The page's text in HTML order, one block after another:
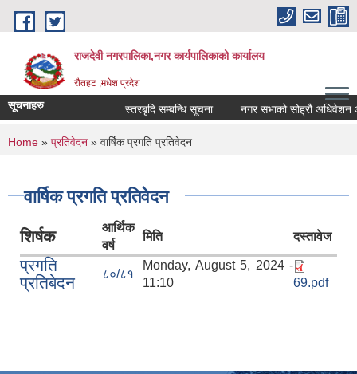
Skip to main content
राजदेवी नगरपालिका,नगर कार्यपालिकाको कार्यालय
रौतहट ,मधेश प्रदेश
सूचनाहरु स्तरबृदि सम्बन्धि सूचना नगर सभाको सोह्रौ अधिवेशन
You are here
Home » प्रतिवेदन » वार्षिक प्रगति प्रतिवेदन
वार्षिक प्रगति प्रतिवेदन
शिर्षक
आर्थिक
वर्ष
मिति दस्तावेज
प्रगति
प्रतिबेदन
८०/८१
Monday, August 5, 2024 -
11:10
69.pdf